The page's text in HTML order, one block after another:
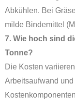
Abkühlen. Bei
milde Bindemittel
7. Wie hoch sind
Tonne?
Die Kosten
Arbeitsaufwand